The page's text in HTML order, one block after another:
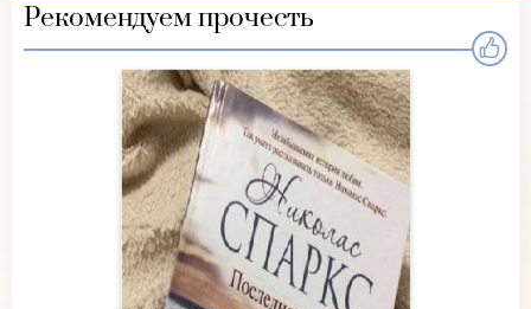
Рекомендуем прочесть